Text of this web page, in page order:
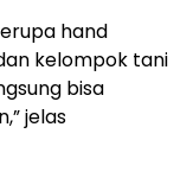
hand
kelompok tani
bisa
jelas